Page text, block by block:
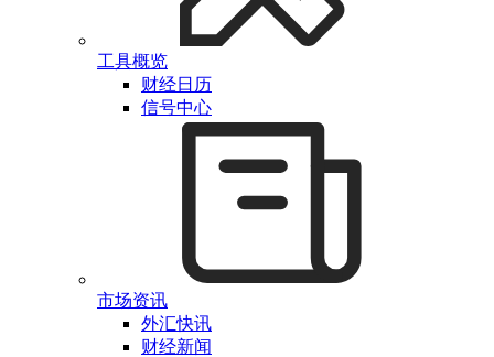
工具概览
财经日历
信号中心
市场资讯
外汇快讯
财经新闻